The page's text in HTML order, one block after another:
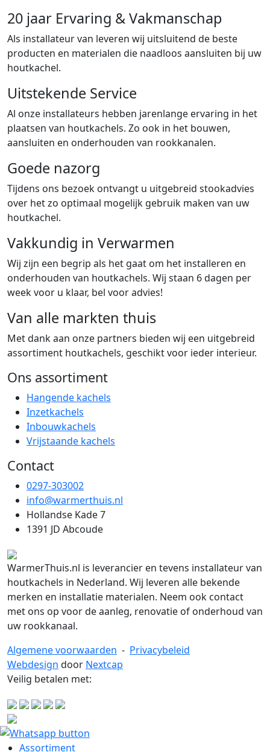
20 jaar Ervaring & Vakmanschap
Als installateur van leveren wij uitsluitend de beste
producten en materialen die naadloos aansluiten bij uw
houtkachel.
Uitstekende Service
Al onze installateurs hebben jarenlange ervaring in het
plaatsen van houtkachels. Zo ook in het bouwen,
aansluiten en onderhouden van rookkanalen.
Goede nazorg
Tijdens ons bezoek ontvangt u uitgebreid stookadvies
over het zo optimaal mogelijk gebruik maken van uw
houtkachel.
Vakkundig in Verwarmen
Wij zijn een begrip als het gaat om het installeren en
onderhouden van houtkachels. Wij staan 6 dagen per
week voor u klaar, bel voor advies!
Van alle markten thuis
Met dank aan onze partners bieden wij een uitgebreid
assortiment houtkachels, geschikt voor ieder interieur.
Ons assortiment
Hangende kachels
Inzetkachels
Inbouwkachels
Vrijstaande kachels
Contact
0297-303002
info@warmerthuis.nl
Hollandse Kade 7
1391 JD Abcoude
WarmerThuis.nl is leverancier en tevens installateur van
houtkachels in Nederland. Wij leveren alle bekende
merken en installatie materialen. Neem ook contact
met ons op voor de aanleg, renovatie of onderhoud van
uw rookkanaal.
Algemene voorwaarden - Privacybeleid
Webdesign door Nextcap
Veilig betalen met:
Assortiment